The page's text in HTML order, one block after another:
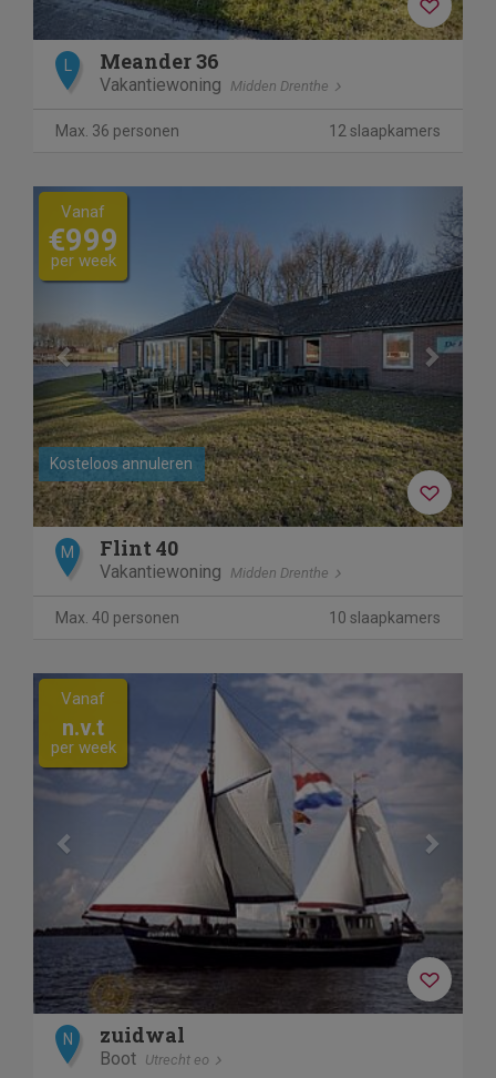
L Meander 36
Vakantiewoning Midden Drenthe
Max. 36 personen 12 slaapkamers
Previous
Kosteloos annuleren
Vanaf
€999
per week
M Flint 40
Vakantiewoning Midden Drenthe
Max. 40 personen 10 slaapkamers
Previous
Vanaf
n.v.t
per week
N zuidwal
Boot Utrecht eo